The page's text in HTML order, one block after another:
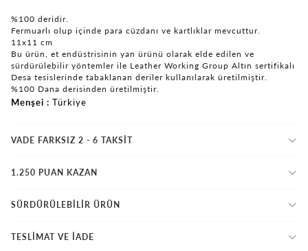
%100 deridir.
Fermuarlı olup içinde para cüzdanı ve kartlıklar mevcuttur.
11x11 cm
Bu ürün, et endüstrisinin yan ürünü olarak elde edilen ve
sürdürülebilir yöntemler ile Leather Working Group Altın sertifikalı
Desa tesislerinde tabaklanan deriler kullanılarak üretilmiştir.
%100 Dana derisinden üretilmiştir.
Menşei Türkiye
VADE FARKSIZ 2 - 6 TAKSIT
1.250 PUAN KAZAN
SÜRDÜRÜLEBİLİR ÜRÜN
TESLİMAT VE İADE